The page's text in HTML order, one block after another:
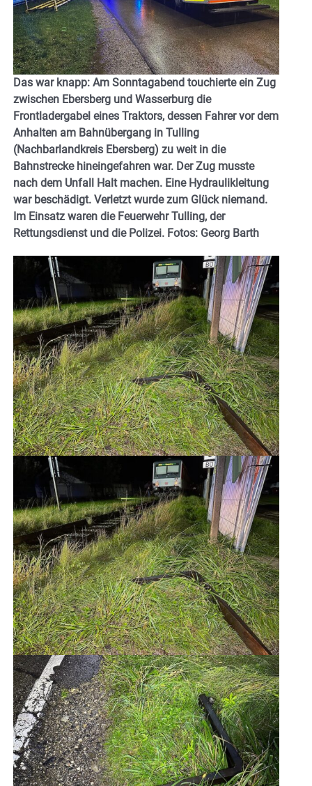
Das war knapp: Am Sonntagabend touchierte ein Zug
zwischen Ebersberg und Wasserburg die
Frontladergabel eines Traktors, dessen Fahrer vor dem
Anhalten am Bahnübergang in Tulling
(Nachbarlandkreis Ebersberg) zu weit in die
Bahnstrecke hineingefahren war. Der Zug musste
nach dem Unfall Halt machen. Eine Hydraulikleitung
war beschädigt. Verletzt wurde zum Glück niemand.
Im Einsatz waren die Feuerwehr Tulling, der
Rettungsdienst und die Polizei. Fotos: Georg Barth